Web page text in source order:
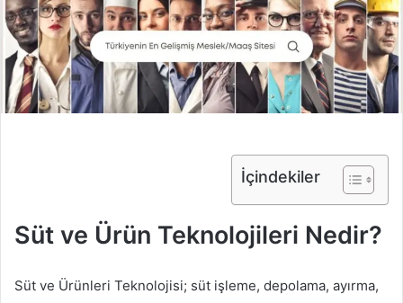
İçindekiler
Süt ve Ürün Teknolojileri Nedir?
Süt ve Ürünleri Teknolojisi; süt işleme, depolama, ayırma,